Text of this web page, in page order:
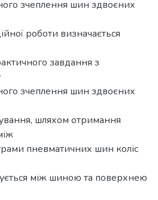
зчеплення шин здвоєних
роботи визначається
завдання з
зчеплення шин здвоєних
шляхом отримання
пневматичних шин коліс
між шиною та поверхнею